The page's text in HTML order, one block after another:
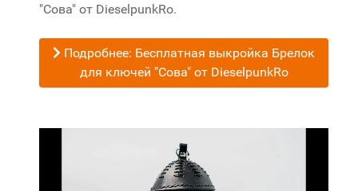
"Сова" от DieselpunkRo.
Подробнее: Бесплатная выкройка Брелок
для ключей "Сова" от DieselpunkRo